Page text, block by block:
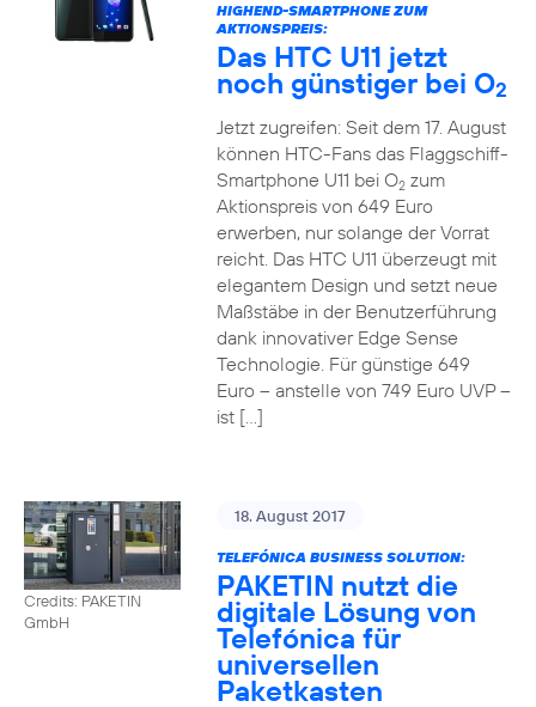
HIGHEND-SMARTPHONE ZUM
AKTIONSPREIS:
Das HTC U11 jetzt
noch günstiger bei O2
Jetzt zugreifen: Seit dem 17. August
können HTC-Fans das Flaggschiff-
Smartphone U11 bei O2zum
Aktionspreis von 649 Euro
erwerben, nur solange der Vorrat
reicht. Das HTC U11 überzeugt mit
elegantem Design und setzt neue
Maßstäbe in der Benutzerführung
dank innovativer Edge Sense
Technologie. Für günstige 649
Euro – anstelle von 749 Euro UVP –
ist […]
Credits: PAKETIN
GmbH
18. August 2017
TELEFÓNICA BUSINESS SOLUTION:
PAKETIN nutzt die
digitale Lösung von
Telefónica für
universellen
Paketkasten